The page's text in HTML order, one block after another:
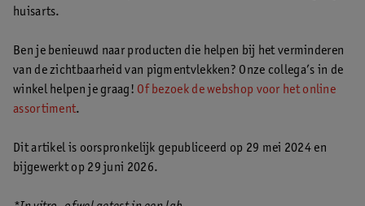
huisarts.
Ben je benieuwd naar producten die helpen bij het verminderen
van de zichtbaarheid van pigmentvlekken? Onze collega’s in de
winkel helpen je graag! Of bezoek de webshop voor het online
assortiment.
Dit artikel is oorspronkelijk gepubliceerd op 29 mei 2024 en
bijgewerkt op 29 juni 2026.